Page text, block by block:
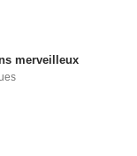
merveilleux